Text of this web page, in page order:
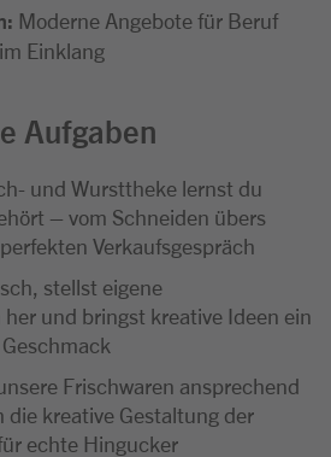
Moderne Angebote für Beruf
Einklang
Aufgaben
und Wursttheke lernst du
– vom Schneiden übers
Verkaufsgespräch
stellst eigene
und bringst kreative Ideen ein
Frischwaren ansprechend
die kreative Gestaltung der
echte Hingucker